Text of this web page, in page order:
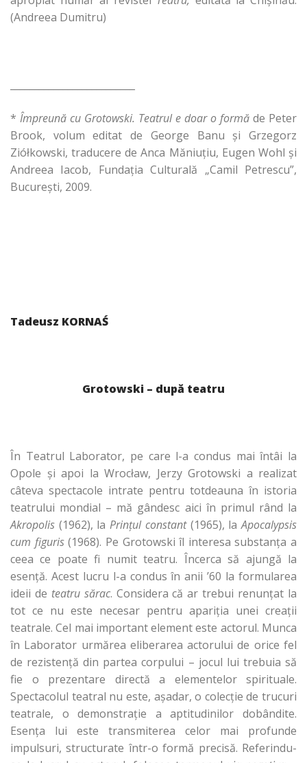
(Andreea Dumitru)
* Împreună cu Grotowski. Teatrul e doar o formă de Peter
Brook, volum editat de George Banu şi Grzegorz
Ziółkowski, traducere de Anca Măniuţiu, Eugen Wohl şi
Andreea Iacob, Fundaţia Culturală „Camil Petrescu”,
Bucureşti, 2009.
Tadeusz KORNAŚ
Grotowski – după teatru
În Teatrul Laborator, pe care l-a condus mai întâi la
Opole şi apoi la Wrocław, Jerzy Grotowski a realizat
câteva spectacole intrate pentru totdeauna în istoria
teatrului mondial – mă gândesc aici în primul rând la
Akropolis (1962), laPrinţul constant (1965), laApocalypsis
cum figuris(1968). Pe Grotowski îl interesa substanţa a
ceea ce poate fi numit teatru. Încerca să ajungă la
esenţă. Acest lucru l-a condus în anii ’60 la formularea
ideii de teatru sărac. Considera că ar trebui renunţat la
tot ce nu este necesar pentru apariţia unei creaţii
teatrale. Cel mai important element este actorul. Munca
în Laborator urmărea eliberarea actorului de orice fel
de rezistenţă din partea corpului – jocul lui trebuia să
fie o prezentare directă a elementelor spirituale.
Spectacolul teatral nu este, aşadar, o colecţie de trucuri
teatrale, o demonstraţie a aptitudinilor dobândite.
Esenţa lui este transmiterea celor mai profunde
impulsuri, structurate într-o formă precisă. Referindu-